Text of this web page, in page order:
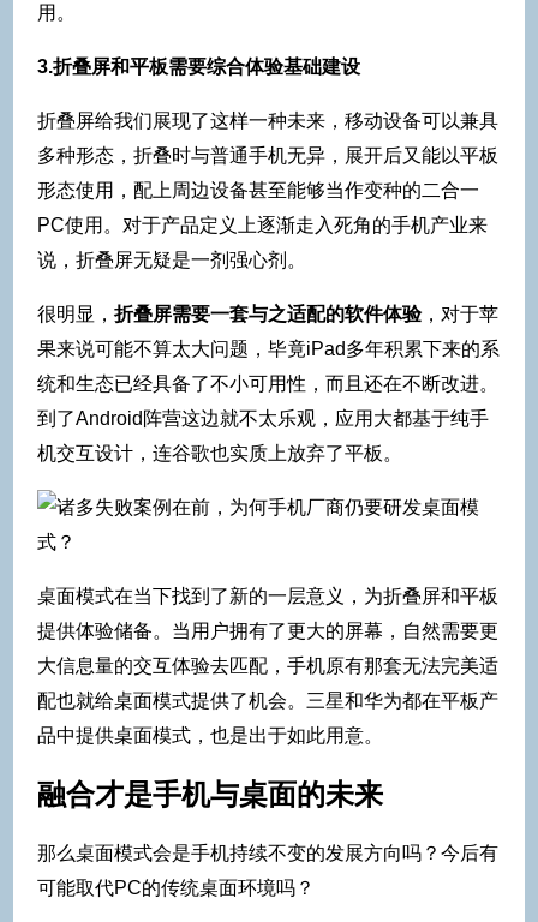
用。
3.折叠屏和平板需要综合体验基础建设
折叠屏给我们展现了这样一种未来，移动设备可以兼具
多种形态，折叠时与普通手机无异，展开后又能以平板
形态使用，配上周边设备甚至能够当作变种的二合一
PC使用。对于产品定义上逐渐走入死角的手机产业来
说，折叠屏无疑是一剂强心剂。
很明显， 折叠屏需要一套与之适配的软件体验，对于苹
果来说可能不算太大问题，毕竟iPad多年积累下来的系
统和生态已经具备了不小可用性，而且还在不断改进。
到了Android阵营这边就不太乐观，应用大都基于纯手
机交互设计，连谷歌也实质上放弃了平板。
桌面模式在当下找到了新的一层意义，为折叠屏和平板
提供体验储备。当用户拥有了更大的屏幕，自然需要更
大信息量的交互体验去匹配，手机原有那套无法完美适
配也就给桌面模式提供了机会。三星和华为都在平板产
品中提供桌面模式，也是出于如此用意。
融合才是手机与桌面的未来
那么桌面模式会是手机持续不变的发展方向吗？今后有
可能取代PC的传统桌面环境吗？